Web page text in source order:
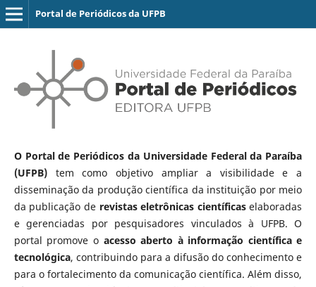
Portal de Periódicos da UFPB
O Portal de Periódicos da Universidade Federal da Paraíba
(UFPB)tem como objetivo ampliar a visibilidade e a
disseminação da produção científica da instituição por meio
da publicação de revistas eletrônicas científicaselaboradas
e gerenciadas por pesquisadores vinculados à UFPB. O
portal promove o acesso aberto à informação científica e
tecnológica, contribuindo para a difusão do conhecimento e
para o fortalecimento da comunicação científica. Além disso,